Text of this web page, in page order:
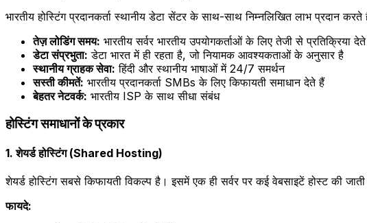
भारतीय होस्टिंग प्रदानकर्ता स्थानीय डेटा सेंटर के साथ-साथ निम्नलिखित लाभ प्रदान करते
तेज़ लोडिंग समय: भारतीय सर्वर भारतीय उपयोगकर्ताओं के लिए तेजी से प्रतिक्रिया
डेटा संप्रभुता: डेटा भारत में ही रहता है, जो नियामक आवश्यकताओं के अनुसार है
स्थानीय ग्राहक सेवा: हिंदी और स्थानीय भाषाओं में 24/7 समर्थन
सस्ती कीमतें: भारतीय प्रदानकर्ता SMBs के लिए किफायती समाधान देते हैं
बेहतर नेटवर्क: भारतीय ISP के साथ सीधा संबंध
होस्टिंग समाधानों के प्रकार
1. शेयर्ड होस्टिंग (Shared Hosting)
शेयर्ड होस्टिंग सबसे किफायती विकल्प है। इसमें एक ही सर्वर पर कई वेबसाइटें होस्ट की
फायदे: